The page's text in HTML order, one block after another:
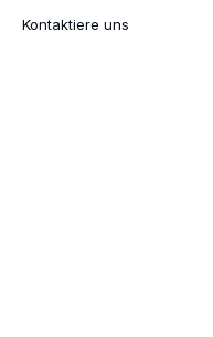
Kontaktiere uns